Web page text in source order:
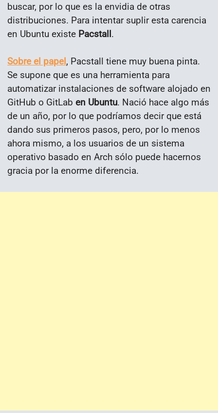
buscar, por lo que es la envidia de otras
distribuciones. Para intentar suplir esta carencia
en Ubuntu existe Pacstall.
Sobre el papel, Pacstall tiene muy buena pinta.
Se supone que es una herramienta para
automatizar instalaciones de software alojado en
GitHub o GitLab en Ubuntu. Nació hace algo más
de un año, por lo que podríamos decir que está
dando sus primeros pasos, pero, por lo menos
ahora mismo, a los usuarios de un sistema
operativo basado en Arch sólo puede hacernos
gracia por la enorme diferencia.